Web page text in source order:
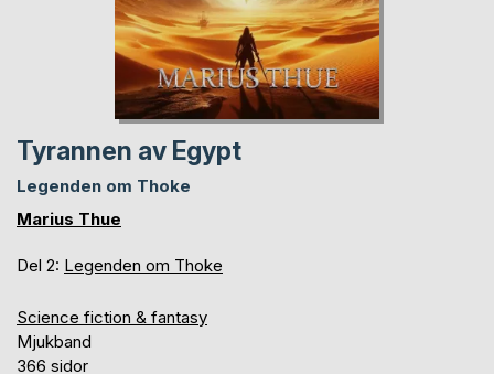
Tyrannen av Egypt
Legenden om Thoke
Marius Thue
Del 2: Legenden om Thoke
Science fiction & fantasy
Mjukband
366 sidor